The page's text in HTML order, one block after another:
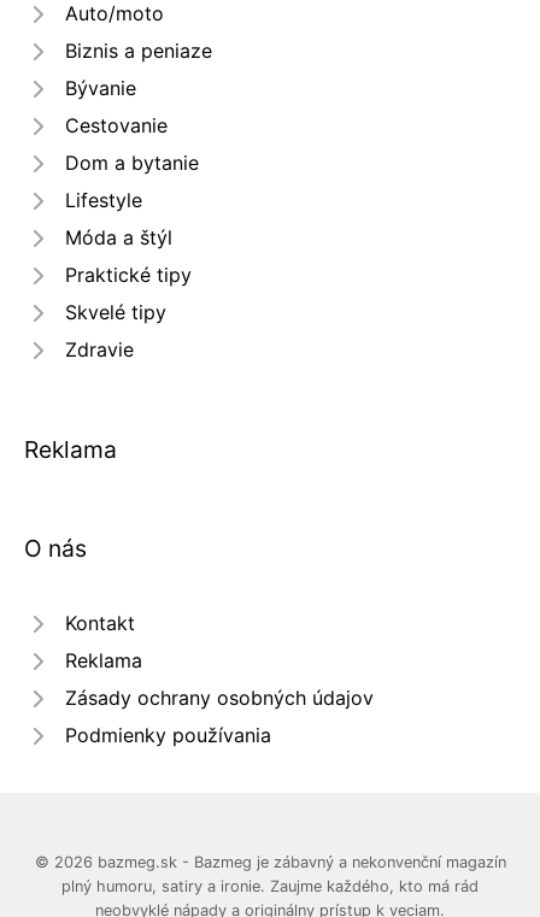
Auto/moto
Biznis a peniaze
Bývanie
Cestovanie
Dom a bytanie
Lifestyle
Móda a štýl
Praktické tipy
Skvelé tipy
Zdravie
Reklama
O nás
Kontakt
Reklama
Zásady ochrany osobných údajov
Podmienky používania
© 2026 bazmeg.sk - Bazmeg je zábavný a nekonvenční magazín
plný humoru, satiry a ironie. Zaujme každého, kto má rád
neobvyklé nápady a originálny prístup k veciam.